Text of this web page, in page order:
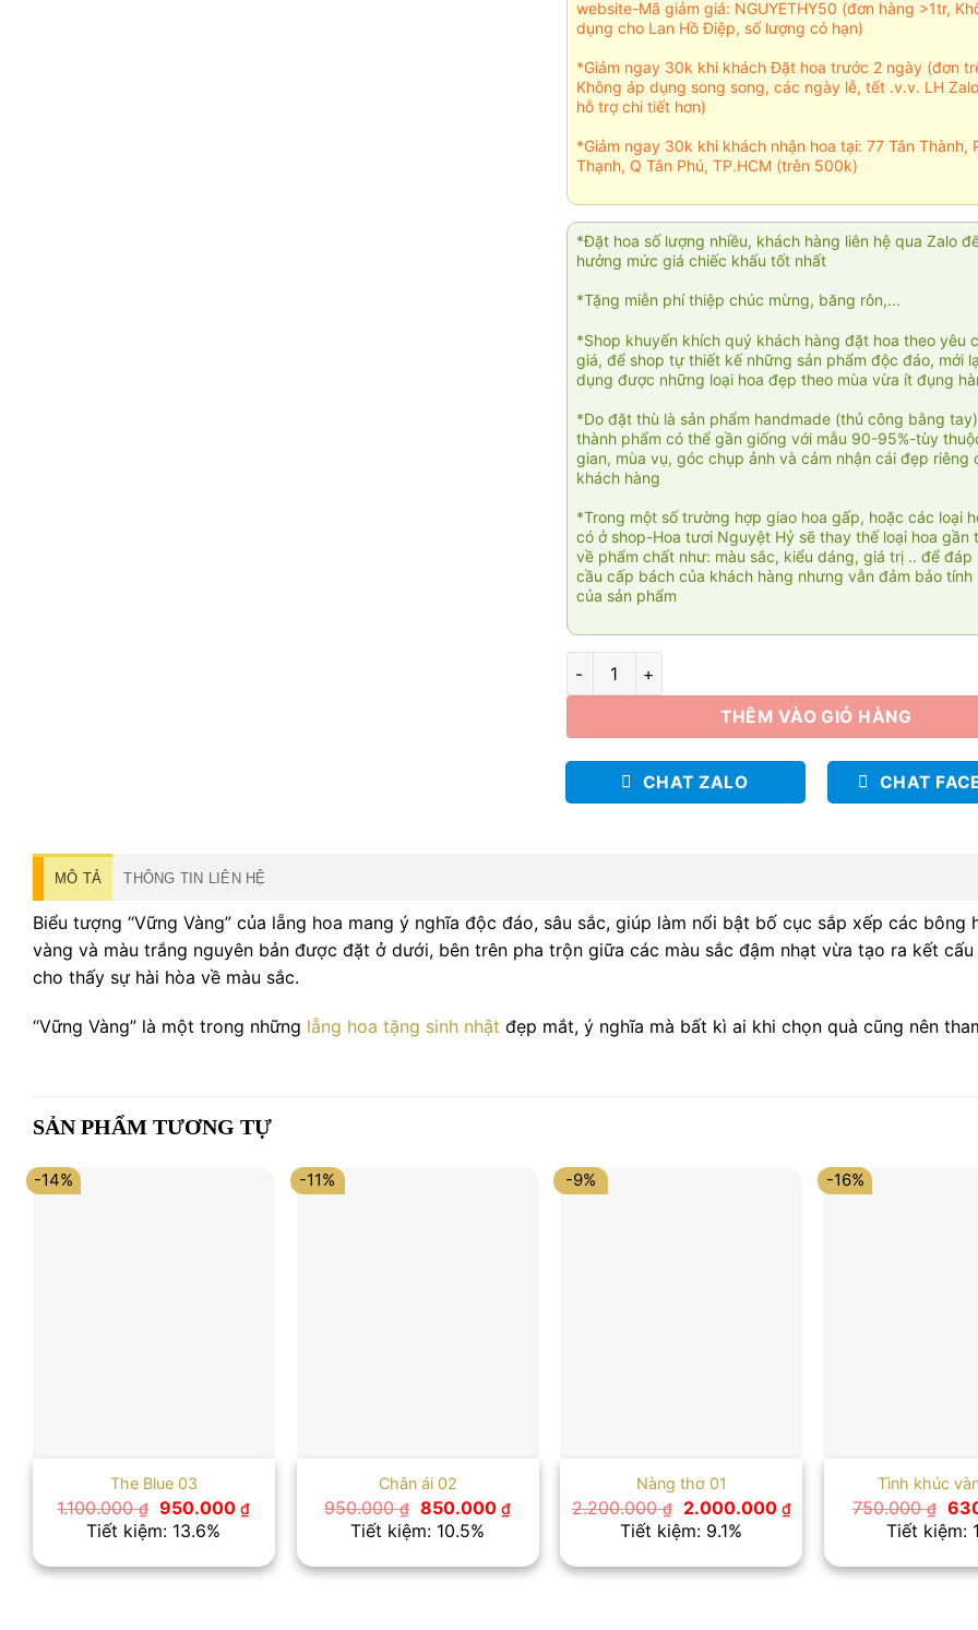
website-Mã giảm giá: NGUYETHY50 (đơn hàng >1tr,
dụng cho Lan Hồ Điệp, số lượng có hạn)
*Giảm ngay 30k khi khách Đặt hoa trước 2 ngày (đơn
Không áp dụng song song, các ngày lễ, tết .v.v. LH
hỗ trợ chi tiết hơn)
*Giảm ngay 30k khi khách nhận hoa tại: 77 Tân Thành,
Thạnh, Q Tân Phú, TP.HCM (trên 500k)
*Đặt hoa số lượng nhiều, khách hàng liên hệ qua Zalo
hưởng mức giá chiếc khấu tốt nhất
*Tặng miễn phí thiệp chúc mừng, băng rôn,...
*Shop khuyến khích quý khách hàng đặt hoa theo yêu
giá, để shop tự thiết kế những sản phẩm độc đáo, mới
dụng được những loại hoa đẹp theo mùa vừa ít đụng
*Do đặt thù là sản phẩm handmade (thủ công bằng
thành phẩm có thể gần giống với mẫu 90-95%-tùy
gian, mùa vụ, góc chụp ảnh và cảm nhận cái đẹp riêng
khách hàng
*Trong một số trường hợp giao hoa gấp, hoặc các loại
có ở shop-Hoa tươi Nguyệt Hỷ sẽ thay thế loại hoa gần
về phẩm chất như: màu sắc, kiểu dáng, giá trị .. để đáp
cầu cấp bách của khách hàng nhưng vẫn đảm bảo tính
của sản phẩm
Vững vàng số lượng
THÊM VÀO GIỎ HÀNG
CHAT ZALO CHAT
MÔ TẢ THÔNG TIN LIÊN HỆ
Biểu tượng “Vững Vàng” của lẵng hoa mang ý nghĩa độc đáo, sâu sắc, giúp làm nổi bật bố cục sắp xếp các bông
vàng và màu trắng nguyên bản được đặt ở dưới, bên trên pha trộn giữa các màu sắc đậm nhạt vừa tạo ra kết
cho thấy sự hài hòa về màu sắc.
“Vững Vàng” là một trong những lẵng hoa tặng sinh nhật đẹp mắt, ý nghĩa mà bất kì ai khi chọn quà cũng nên
SẢN PHẨM TƯƠNG TỰ
-14%
The Blue 03
1.100.000₫ Giá
gốc
là:
950.000₫Giá
950.000 ₫.
Tiết kiệm: 13.6%
-11%
Chân ái 02
950.000₫ Giá
gốc
là:
850.000₫Giá
850.000 ₫.
Tiết kiệm: 10.5%
-9%
Nàng thơ 01
2.200.000₫
Giá
gốc
là:
2.000.000 ₫Giá
hiện
là:
2.000.000 ₫.
Tiết kiệm: 9.1%
-16%
Tình khúc
750.000₫
Giá
gốc
là:
Tiết kiệm: